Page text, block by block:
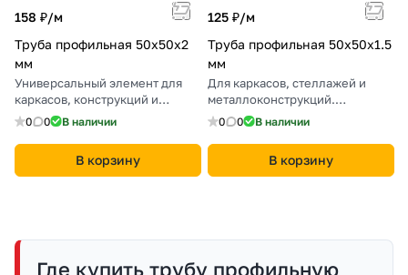
158 ₽/м
Труба профильная 50х50х2
мм
Универсальный элемент для
каркасов, конструкций и
сварных изделий.
0 0 В наличии
В корзину
125 ₽/м
Труба профильная 50х50х1.5
мм
Для каркасов, стеллажей и
металлоконструкций.
Надежность и прочность.
0 0 В наличии
В корзину
Где купить трубу профильную